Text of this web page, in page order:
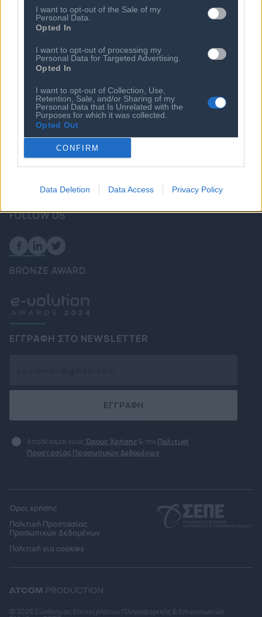
I want to opt-out of the Sale of my
Personal Data.
Opted In
I want to opt-out of processing my
Personal Data for Targeted Advertising.
Opted In
I want to opt-out of Collection, Use,
Retention, Sale, and/or Sharing of my
Personal Data that Is Unrelated with the
Purposes for which it was collected.
Opted Out
CONFIRM
Data Deletion Data Access Privacy Policy
Διαβουλεύσεις
Ευκαιρίες Καριέρας
Ο ΣΕΠΕ είναι Μέλος
Διεθνών Οργανισμών
Οικονομία
Επικοινωνία
Πολιτική
Επιχειρήσεις
Ενέργεια
FOLLOW US
BRONZE AWARD
ΕΓΓΡΑΦΗ ΣΤΟ NEWSLETTER
ΕΓΓΡΑΦΗ
Αποδέχομαι τους Όρους Χρήσης & την Πολιτική
Προστασίας Προσωπικών Δεδομένων
Όροι χρήσης
Πολιτική Προστασίας
Προσωπικών Δεδομένων
Πολιτική για cookies
© 2026 Σύνδεσμος Επιχειρήσεων Πληροφορικής & Επικοινωνιών